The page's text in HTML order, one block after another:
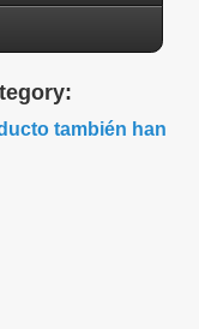
también han